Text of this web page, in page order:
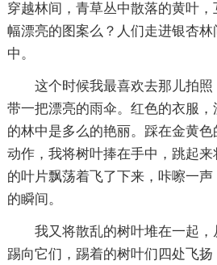
穿越林间，青草丛中散落的黄叶
幅漂亮的图案么？人们走进银杏
中。
这个时候我最喜欢去那儿拍照
带一把漂亮的雨伞。红色的衣服
的林中是多么的艳丽。踩在金黄
动作，我将树叶捧在手中，跳起
的叶片飘荡着飞了下来，咔嚓一
的瞬间。
我又将散乱的树叶堆在一起
踢向它们，踢着的树叶们四处飞